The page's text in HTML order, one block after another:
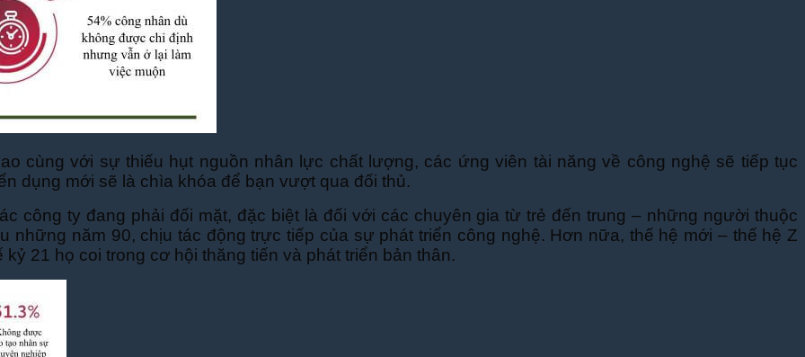
cùng với sự thiếu hụt nguồn nhân lực chất lượng, các ứng viên tài năng về công nghệ sẽ tiếp tục
dụng mới sẽ là chìa khóa để bạn vượt qua đối thủ.
công ty đang phải đối mặt, đặc biệt là đối với các chuyên gia từ trẻ đến trung – những người thuộc
những năm 90, chịu tác động trực tiếp của sự phát triển công nghệ. Hơn nữa, thế hệ mới – thế hệ Z
21 họ coi trong cơ hội thăng tiến và phát triển bản thân.